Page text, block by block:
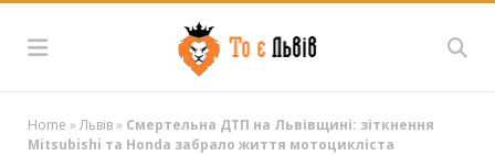
Home »Львів» Смертельна ДТП на Львівщині: зіткнення
Mitsubishi та Honda забрало життя мотоцикліста